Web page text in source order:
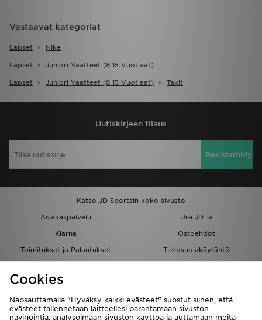
Vastaavat kategoriat
Lapset Nike
Lapset Juniori Vaatteet (8 15 Vuotiaat)
Lapset Juniori Vaatteet (8 15 Vuotiaat) Takit
Uutiskirjeen tilaus
Rekisteröidy
Katso JD Sportsin koko sivusto
Asiakaspalvelu
Ura JD:llä
Klarna
Ostoehdot
Toimitukset ja Palautukset
Tietosuojakäytäntö
Löydä myymälä
Kumppanuusohjelma
JD Blog
Cookies
Napsauttamalla "Hyväksy kaikki evästeet" suostut siihen, että
evästeet tallennetaan laitteellesi parantamaan sivuston
navigointia, analysoimaan sivuston käyttöä ja auttamaan meitä